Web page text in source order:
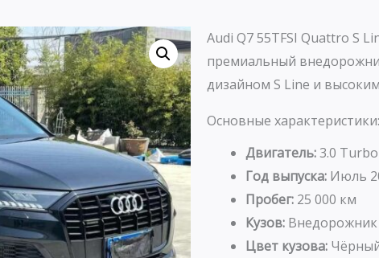
Audi Q7 55TFSI Quattro S
премиальный
дизайном S Line и
Основные характеристики:
Двигатель:3.0
Год выпуска: Июль
Пробег: 25 000 км
Кузов: Внедорожник
Цвет кузова: